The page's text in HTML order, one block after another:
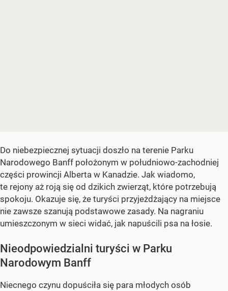
Do niebezpiecznej sytuacji doszło na terenie Parku
Narodowego Banff położonym w południowo-zachodniej
części prowincji Alberta w Kanadzie. Jak wiadomo,
te rejony aż roją się od dzikich zwierząt, które potrzebują
spokoju. Okazuje się, że turyści przyjeżdżający na miejsce
nie zawsze szanują podstawowe zasady. Na nagraniu
umieszczonym w sieci widać, jak napuścili psa na łosie.
Nieodpowiedzialni turyści w Parku
Narodowym Banff
Niecnego czynu dopuściła się para młodych osób